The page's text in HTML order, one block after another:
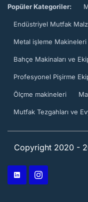
Popüler Kategoriler:
Endüstriyel Mutfak
Metal işleme Makineleri
Bahçe Makinaları ve
Profesyonel Pişirme
Ölçme makineleri
Mutfak Tezgahları ve
Copyright 2020 -